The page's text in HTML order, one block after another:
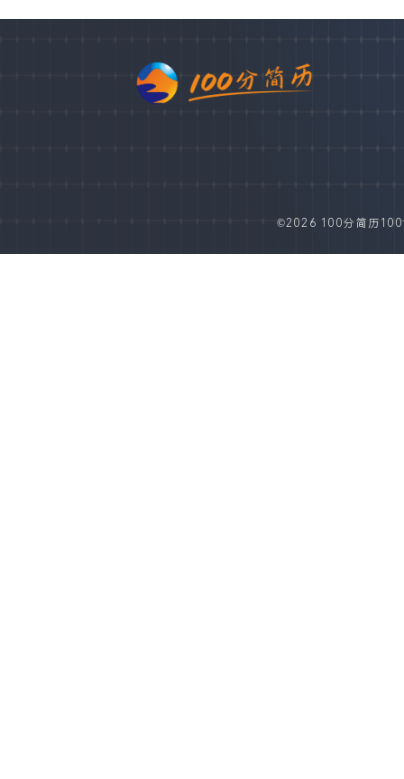
©2026 100分简历